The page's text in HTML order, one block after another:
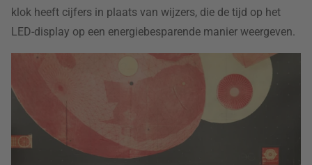
klok heeft cijfers in plaats van wijzers, die de tijd op het
LED-display op een energiebesparende manier weergeven.